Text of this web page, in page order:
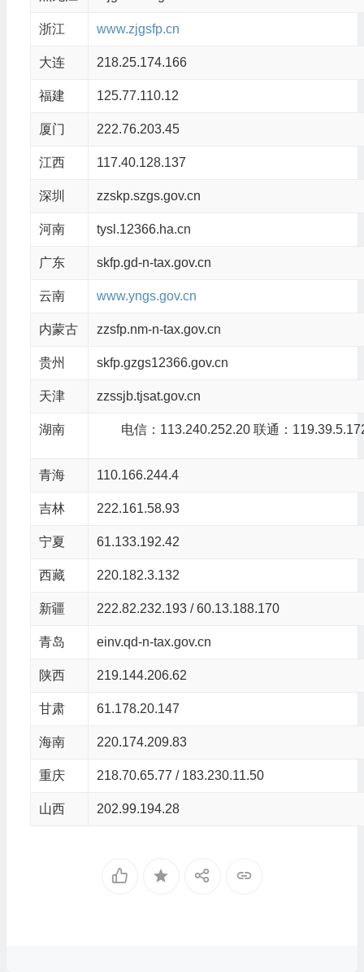
浙江 www.zjgsfp.cn
大连 218.25.174.166
福建 125.77.110.12
厦门 222.76.203.45
江西 117.40.128.137
深圳 zzskp.szgs.gov.cn
河南 tysl.12366.ha.cn
广东 skfp.gd-n-tax.gov.cn
云南 www.yngs.gov.cn
内蒙古 zzsfp.nm-n-tax.gov.cn
贵州 skfp.gzgs12366.gov.cn
天津 zzssjb.tjsat.gov.cn
湖南 电信：113.240.252.20 联通：
青海 110.166.244.4
吉林 222.161.58.93
宁夏 61.133.192.42
西藏 220.182.3.132
新疆 222.82.232.193 / 60.13.188.170
青岛 einv.qd-n-tax.gov.cn
陕西 219.144.206.62
甘肃 61.178.20.147
海南 220.174.209.83
重庆 218.70.65.77 / 183.230.11.50
山西 202.99.194.28